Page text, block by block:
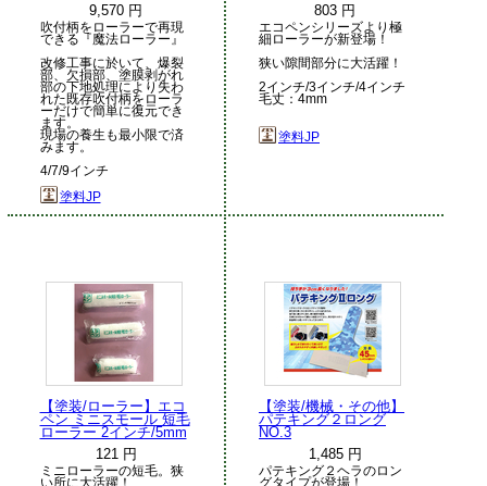
9,570 円
吹付柄をローラーで再現
できる『魔法ローラー』
改修工事に於いて、爆裂
部、欠損部、塗膜剥がれ
部の下地処理により失わ
れた既存吹付柄をローラ
ーだけで簡単に復元でき
ます。
現場の養生も最小限で済
みます。
4/7/9インチ
塗料JP
803 円
エコペンシリーズより極
細ローラーが新登場！
狭い隙間部分に大活躍！
2インチ/3インチ/4インチ
毛丈：4mm
塗料JP
【塗装/ローラー】エコ
ペン ミニスモール 短毛
ローラー 2インチ/5mm
121 円
ミニローラーの短毛。狭
い所に大活躍！
【塗装/機械・その他】
パテキング２ロング
NO.3
1,485 円
パテキング２ヘラのロン
グタイプが登場！